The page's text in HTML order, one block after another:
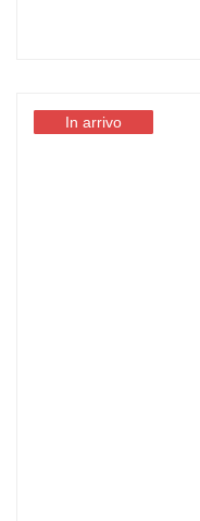
In arrivo
In arrivo